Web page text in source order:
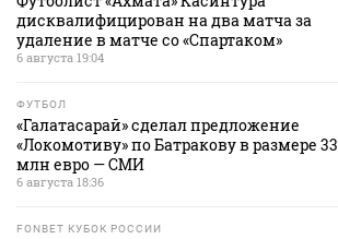
дисквалифицирован на два матча за
удаление в матче со «Спартаком»
6 августа 19:04
ФУТБОЛ
«Галатасарай» сделал предложение
«Локомотиву» по Батракову в размере 33
млн евро — СМИ
6 августа 18:36
FONBET КУБОК РОССИИ